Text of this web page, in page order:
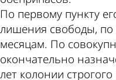
По первому пункту
лишения свободы, по
месяцам. По
окончательно
лет колонии